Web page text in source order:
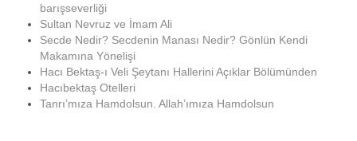
barışseverliği
Sultan Nevruz ve İmam Ali
Secde Nedir? Secdenin Manası Nedir? Gönlün Kendi
Makamına Yönelişi
Hacı Bektaş-ı Veli Şeytanı Hallerini Açıklar Bölümünden
Hacıbektaş Otelleri
Tanrı’mıza Hamdolsun. Allah’ımıza Hamdolsun